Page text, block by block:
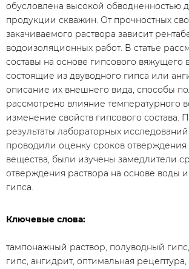
обусловлена высокой обводненностью
продукции скважин. От прочностных
закачиваемого раствора зависит
водоизоляционных работ. В статье
составы на основе гипсового вяжущего
состоящие из двуводного гипса или
описание их внешнего вида, способы
рассмотрено влияние температурного
изменение свойств гипсового состава.
результаты лабораторных
проводили оценку сроков отверждения
вещества, были изучены замедлители
отверждения раствора на основе воды
гипса.
Ключевые слова:
тампонажный раствор, полуводный
гипс, ангидрит, оптимальная